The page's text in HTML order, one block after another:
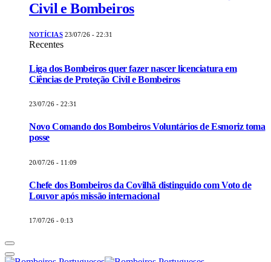
Civil e Bombeiros
NOTÍCIAS 23/07/26 - 22:31
Recentes
Liga dos Bombeiros quer fazer nascer licenciatura em
Ciências de Proteção Civil e Bombeiros
23/07/26 - 22:31
Novo Comando dos Bombeiros Voluntários de Esmoriz toma
posse
20/07/26 - 11:09
Chefe dos Bombeiros da Covilhã distinguido com Voto de
Louvor após missão internacional
17/07/26 - 0:13